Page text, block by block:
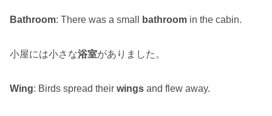
Bathroom: There was a small bathroom in the cabin.
小屋には小さな浴室がありました。
Wing: Birds spread their wings and flew away.